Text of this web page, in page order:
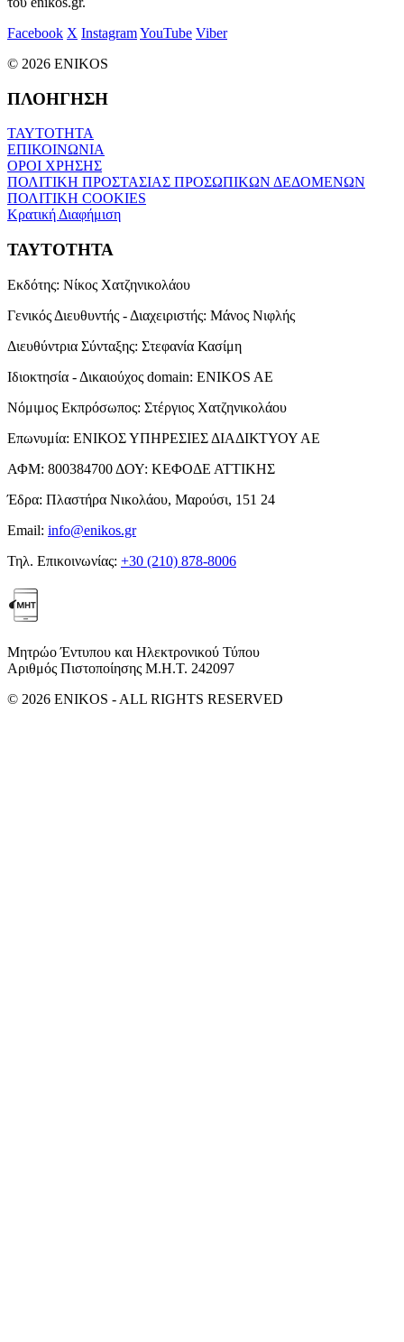
Facebook X InstagramYouTube Viber
© 2026 ENIKOS
ΠΛΟΗΓΗΣΗ
ΤΑΥΤΟΤΗΤΑ
ΕΠΙΚΟΙΝΩΝΙΑ
ΟΡΟΙ ΧΡΗΣΗΣ
ΠΟΛΙΤΙΚΗ ΠΡΟΣΤΑΣΙΑΣ ΠΡΟΣΩΠΙΚΩΝ ΔΕΔΟΜΕΝΩΝ
ΠΟΛΙΤΙΚΗ COOKIES
Κρατική Διαφήμιση
ΤΑΥΤΟΤΗΤΑ
Εκδότης: Νίκος Χατζηνικολάου
Γενικός Διευθυντής - Διαχειριστής: Μάνος Νιφλής
Διευθύντρια Σύνταξης: Στεφανία Κασίμη
Ιδιοκτησία - Δικαιούχος domain: ENIKOS AE
Νόμιμος Εκπρόσωπος: Στέργιος Χατζηνικολάου
Επωνυμία: ΕΝΙΚΟΣ ΥΠΗΡΕΣΙΕΣ ΔΙΑΔΙΚΤΥΟΥ ΑΕ
ΑΦΜ: 800384700 ΔΟΥ: ΚΕΦΟΔΕ ΑΤΤΙΚΗΣ
Έδρα: Πλαστήρα Νικολάου, Μαρούσι, 151 24
Email: info@enikos.gr
Τηλ. Επικοινωνίας: +30 (210) 878-8006
Μητρώο Έντυπου και Ηλεκτρονικού Τύπου
Αριθμός Πιστοποίησης Μ.Η.Τ. 242097
© 2026 ENIKOS - ALL RIGHTS RESERVED